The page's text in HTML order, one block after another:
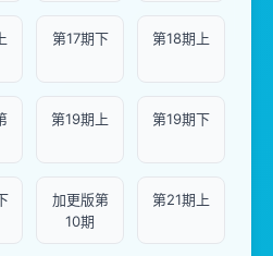
第17期下 第18期上
第19期上 第19期下
加更版第
10期
第21期上